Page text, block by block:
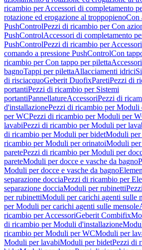
ricambio per Accessori di completamento
rotazione ed erogazione al troppopienoCon
PushControlPezzi di ricambio per Con
PushControlAccessori di completamento
PushControlPezzi di ricambio per
comando a pressione PushControlCon
ricambio per Con tappo per piletta
bagnoTappi per pilettaAllacciamenti idrici
di risciacquoGeberit DuofixParetiPezzi di
portantiPezzi di ricambio per Sistemi
portantiPannellatureAccessoriPezzi di
d'installazionePezzi di ricambio per Moduli
per WCPezzi di ricambio per Moduli per
lavabiPezzi di ricambio per Moduli per
di ricambio per Moduli per bidetModuli per
ricambio per Moduli per orinatoiModuli per
paretePezzi di ricambio per Moduli per
pareteModuli per docce e vasche da bagno
Moduli per docce e vasche da bagno
separazione docciaPezzi di ricambio per
separazione docciaModuli per rubinetti
per rubinettiModuli per carichi agenti sulle
per Moduli per carichi agenti sulle mensole
ricambio per AccessoriGeberit Combifix
di ricambio per Moduli d'installazione
ricambio per Moduli per WCModuli per
Moduli per lavabiModuli per bidetPezzi di